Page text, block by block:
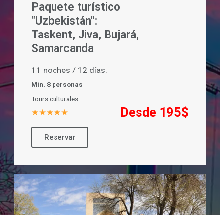
Paquete turístico
"Uzbekistán":
Taskent, Jiva, Bujará,
Samarcanda
11 noches / 12 días.
Mín. 8 personas
Tours culturales
★★★★★ Desde 195$
Reservar